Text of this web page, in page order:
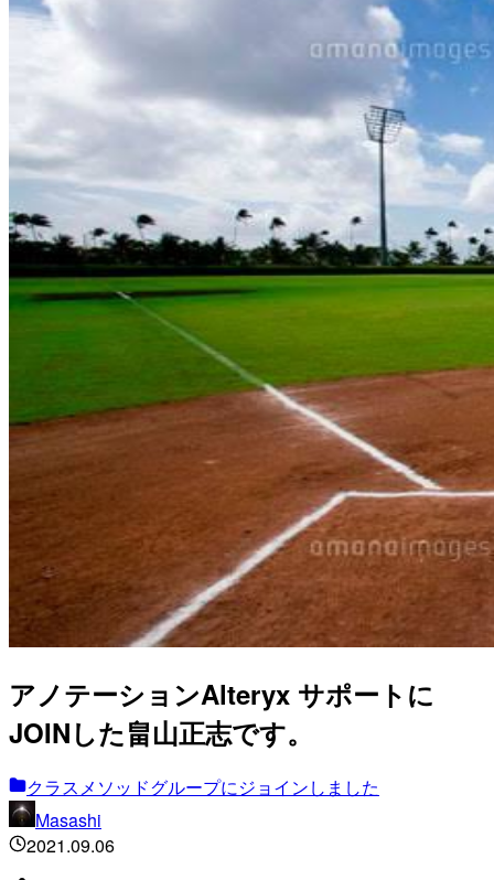
アノテーションAlteryx サポートに
JOINした畠山正志です。
クラスメソッドグループにジョインしました
Masashi
2021.09.06